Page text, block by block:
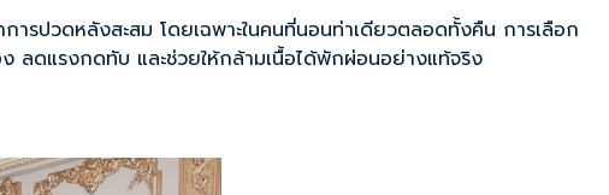
ารปวดหลังสะสม โดยเฉพาะในคนที่นอนท่าเดียวตลอดทั้งคืน การเลือก
ลดแรงกดทับ และช่วยให้กล้ามเนื้อได้พักผ่อนอย่างแท้จริง